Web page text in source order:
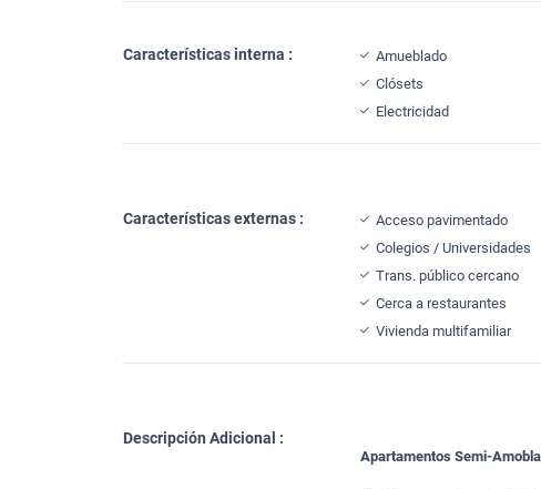
Características interna : Amueblado
Clósets
Electricidad
Características externas : Acceso pavimentado
Colegios / Universidades
Trans. público cercano
Cerca a restaurantes
Vivienda multifamiliar
Descripción Adicional :
Apartamentos Semi-